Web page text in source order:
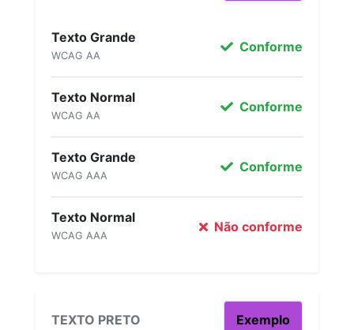
Texto Grande
WCAG AA
Conforme
Texto Normal
WCAG AA
Conforme
Texto Grande
WCAG AAA
Conforme
Texto Normal
WCAG AAA
Não conforme
TEXTO PRETO Exemplo